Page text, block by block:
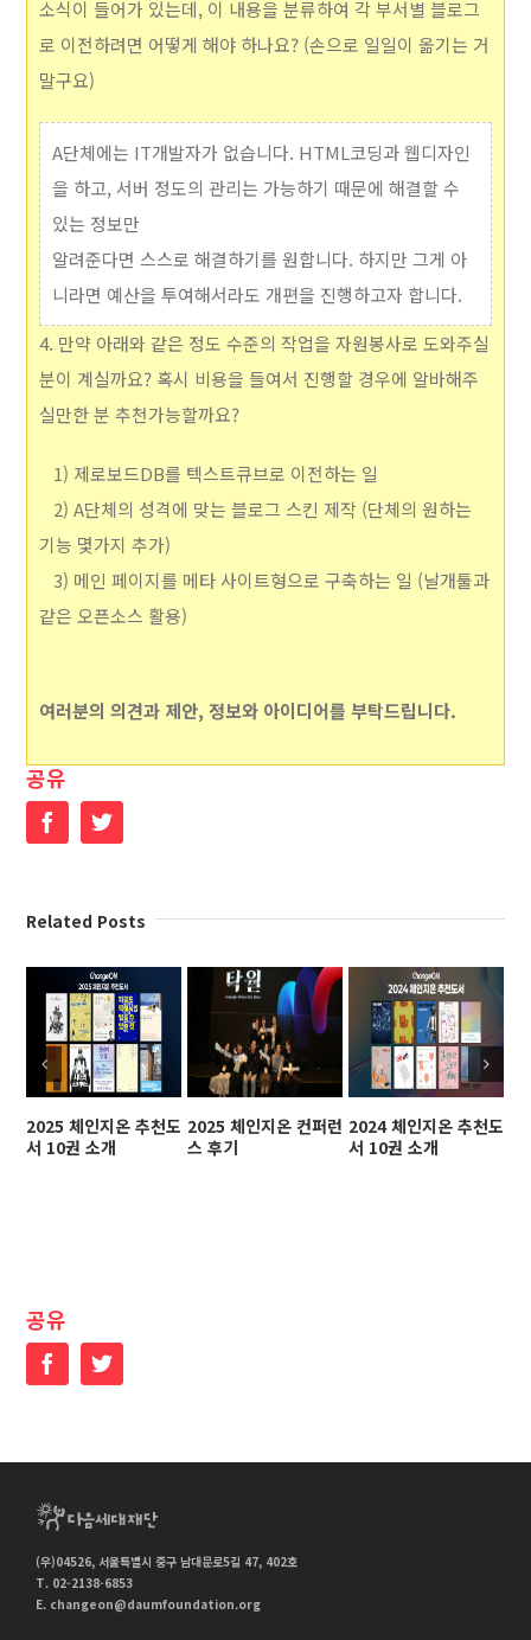
소식이 들어가 있는데, 이 내용을 분류하여 각 부서별 블로그
로 이전하려면 어떻게 해야 하나요? (손으로 일일이 옮기는 거
말구요)
A단체에는 IT개발자가 없습니다. HTML코딩과 웹디자인
을 하고, 서버 정도의 관리는 가능하기 때문에 해결할 수
있는 정보만
알려준다면 스스로 해결하기를 원합니다. 하지만 그게 아
니라면 예산을 투여해서라도 개편을 진행하고자 합니다.
4. 만약 아래와 같은 정도 수준의 작업을 자원봉사로 도와주실
분이 계실까요? 혹시 비용을 들여서 진행할 경우에 알바해주
실만한 분 추천가능할까요?
1) 제로보드DB를 텍스트큐브로 이전하는 일
2) A단체의 성격에 맞는 블로그 스킨 제작 (단체의 원하는
기능 몇가지 추가)
3) 메인 페이지를 메타 사이트형으로 구축하는 일 (날개툴과
같은 오픈소스 활용)
여러분의 의견과 제안, 정보와 아이디어를 부탁드립니다.
공유
FacebookTwitter
Related Posts
2025 체인지온 추천도
서 10권 소개
2025 체인지온 컨퍼런
스 후기
2024 체인지온 추천도
서 10권 소개
공유
FacebookTwitter
(우)04526, 서울특별시 중구 남대문로5길 47, 402호
T. 02-2138-6853
E. changeon@daumfoundation.org